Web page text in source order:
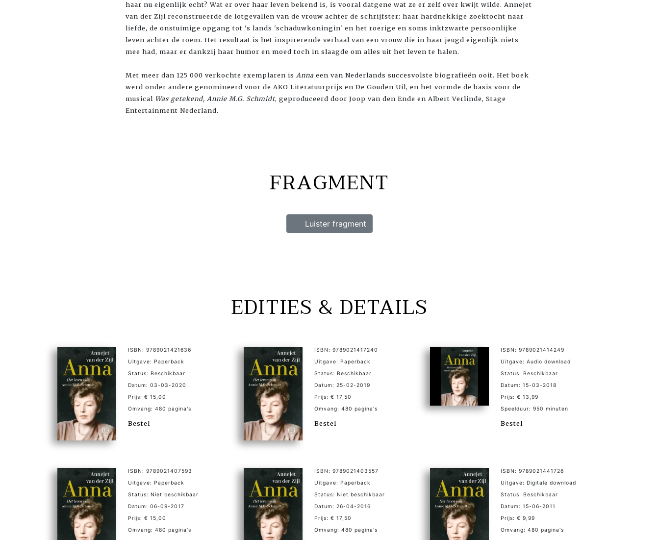
haar nu eigenlijk echt? Wat er over haar leven bekend is, is vooral datgene wat ze er zelf over kwijt wilde. Annejet
van der Zijl reconstrueerde de lotgevallen van de vrouw achter de schrijfster: haar hardnekkige zoektocht naar
liefde, de onstuimige opgang tot 's lands 'schaduwkoningin' en het roerige en soms inktzwarte persoonlijke
leven achter de roem. Het resultaat is het inspirerende verhaal van een vrouw die in haar jeugd eigenlijk niets
mee had, maar er dankzij haar humor en moed toch in slaagde om alles uit het leven te halen.
Met meer dan 125 000 verkochte exemplaren is Annaeen van Nederlands succesvolste biografieën ooit. Het boek
werd onder andere genomineerd voor de AKO Literatuurprijs en De Gouden Uil, en het vormde de basis voor de
musical Was getekend, Annie M.G. Schmidt, geproduceerd door Joop van den Ende en Albert Verlinde, Stage
Entertainment Nederland.
FRAGMENT
Luister fragment
EDITIES & DETAILS
ISBN: 9789021421636
Uitgave: Paperback
Status: Beschikbaar
Datum: 03-03-2020
Prijs: € 15,00
Omvang: 480 pagina's
Bestel
ISBN: 9789021417240
Uitgave: Paperback
Status: Beschikbaar
Datum: 25-02-2019
Prijs: € 17,50
Omvang: 480 pagina's
Bestel
ISBN: 9789021414249
Uitgave: Audio download
Status: Beschikbaar
Datum: 15-03-2018
Prijs: € 13,99
Speelduur: 950 minuten
Bestel
ISBN: 9789021407593
Uitgave: Paperback
Status: Niet beschikbaar
Datum: 06-09-2017
Prijs: € 15,00
Omvang: 480 pagina's
ISBN: 9789021403557
Uitgave: Paperback
Status: Niet beschikbaar
Datum: 26-04-2016
Prijs: € 17,50
Omvang: 480 pagina's
ISBN: 9789021441726
Uitgave: Digitale download
Status: Beschikbaar
Datum: 15-06-2011
Prijs: € 9,99
Omvang: 480 pagina's